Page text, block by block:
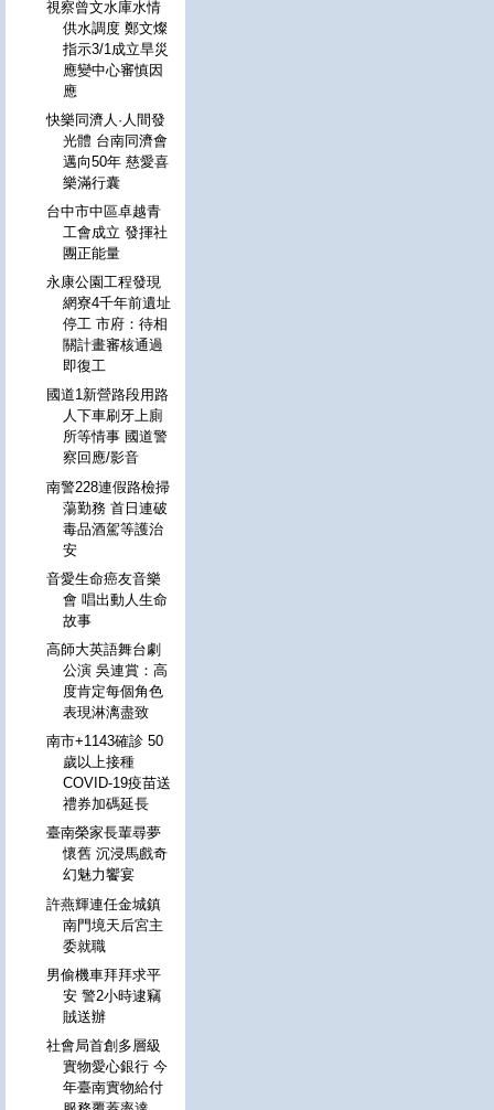
視察曾文水庫水情
供水調度 鄭文燦
指示3/1成立旱災
應變中心審慎因
應
快樂同濟人·人間發
光體 台南同濟會
邁向50年 慈愛喜
樂滿行囊
台中市中區卓越青
工會成立 發揮社
團正能量
永康公園工程發現
網寮4千年前遺址
停工 市府：待相
關計畫審核通過
即復工
國道1新營路段用路
人下車刷牙上廁
所等情事 國道警
察回應/影音
南警228連假路檢掃
蕩勤務 首日連破
毒品酒駕等護治
安
音愛生命癌友音樂
會 唱出動人生命
故事
高師大英語舞台劇
公演 吳連賞：高
度肯定每個角色
表現淋漓盡致
南市+1143確診 50
歲以上接種
COVID-19疫苗送
禮券加碼延長
臺南榮家長輩尋夢
懷舊 沉浸馬戲奇
幻魅力饗宴
許燕輝連任金城鎮
南門境天后宮主
委就職
男偷機車拜拜求平
安 警2小時逮竊
賊送辦
社會局首創多層級
實物愛心銀行 今
年臺南實物給付